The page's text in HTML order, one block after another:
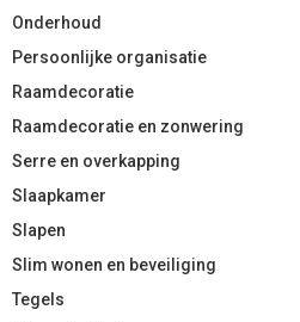
Onderhoud
Persoonlijke organisatie
Raamdecoratie
Raamdecoratie en zonwering
Serre en overkapping
Slaapkamer
Slapen
Slim wonen en beveiliging
Tegels